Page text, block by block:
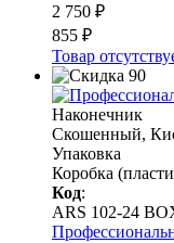
2 750 ₽
855 ₽
Товар
Наконечник
Скошенный,
Упаковка
Коробка
Код:
ARS 102-24